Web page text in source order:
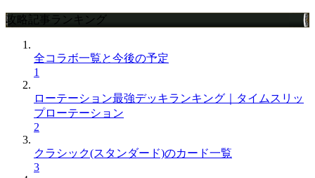
攻略記事ランキング
全コラボ一覧と今後の予定
1
ローテーション最強デッキランキング｜タイムスリッ
プローテーション
2
クラシック(スタンダード)のカード一覧
3